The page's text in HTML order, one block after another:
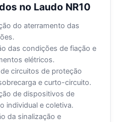
no Laudo NR10
do aterramento das
das condições de fiação e
elétricos.
circuitos de proteção
e curto-circuito.
de dispositivos de
individual e coletiva.
da sinalização e